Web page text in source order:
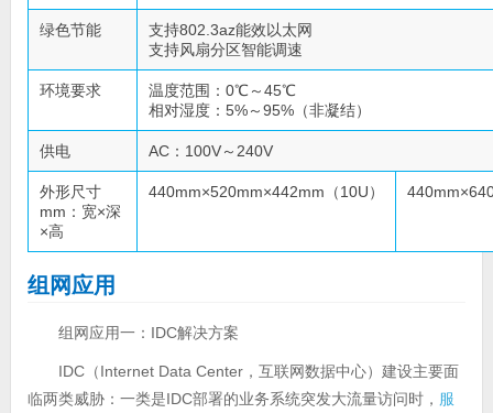
绿色节能
支持802.3az能效以太网
支持风扇分区智能调速
环境要求
温度范围：0℃～45℃
相对湿度：5%～95%（非凝结）
供电 AC：100V～240V
外形尺寸
mm：宽×深
×高
440mm×520mm×442mm（10U）
组网应用
组网应用一： IDC解决方案
IDC（Internet Data Center，互联网数据中心）建设主要面
临两类威胁：一类是IDC部署的业务系统突发大流量访问时， 服